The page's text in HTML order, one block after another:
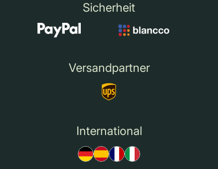
Sicherheit
Versandpartner
International